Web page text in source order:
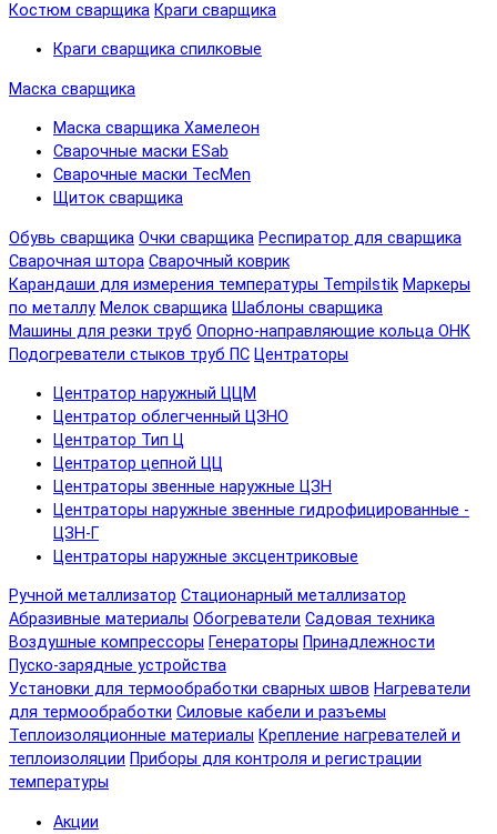
Костюм сварщика Краги сварщика
Краги сварщика спилковые
Маска сварщика
Маска сварщика Хамелеон
Сварочные маски ESab
Сварочные маски TecMen
Щиток сварщика
Обувь сварщика Очки сварщика Респиратор для сварщика
Сварочная штора Сварочный коврик
Карандаши для измерения температуры Tempilstik Маркеры
по металлу Мелок сварщика Шаблоны сварщика
Машины для резки труб Опорно-направляющие кольца ОНК
Подогреватели стыков труб ПС Центраторы
Центратор наружный ЦЦМ
Центратор облегченный ЦЗНО
Центратор Тип Ц
Центратор цепной ЦЦ
Центраторы звенные наружные ЦЗН
Центраторы наружные звенные гидрофицированные -
ЦЗН-Г
Центраторы наружные эксцентриковые
Ручной металлизатор Стационарный металлизатор
Абразивные материалы Обогреватели Садовая техника
Воздушные компрессоры Генераторы Принадлежности
Пуско-зарядные устройства
Установки для термообработки сварных швов Нагреватели
для термообработки Силовые кабели и разъемы
Теплоизоляционные материалы Крепление нагревателей и
теплоизоляции Приборы для контроля и регистрации
температуры
Акции